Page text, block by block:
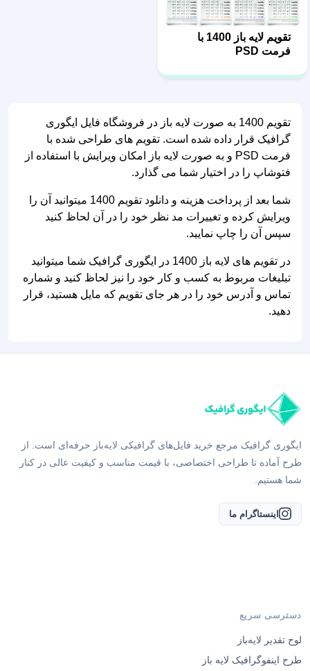
تقویم لایه باز 1400 با
فرمت PSD
تقویم 1400 به صورت لایه باز در فروشگاه فایل ایگوری
گرافیک قرار داده شده است. تقویم های طراحی شده با
فرمت PSD و به صورت لایه باز امکان ویرایش با استفاده از
فتوشاپ را در اختیار شما می گذارد.
شما بعد از پرداخت هزینه و دانلود تقویم 1400 میتوانید آن را
ویرایش کرده و تغییرات مد نظر خود را در آن لحاظ کنید
سپس آن را چاپ نمایید.
در تقویم های لایه باز 1400 در ایگوری گرافیک شما میتوانید
تبلیغات مربوط به کسب و کار خود را نیز لحاظ کنید و شماره
تماس و آدرس خود را در هر جای تقویم که مایل هستید، قرار
دهید.
ایگوری گرافیک مرجع خرید فایل‌های گرافیکی لایه‌باز حرفه‌ای است. از
طرح آماده تا طراحی اختصاصی، با قیمت مناسب و کیفیت عالی در کنار
شما هستیم.
اینستاگرام ما
دسترسی سریع
لوح تقدیر لایه‌باز
طرح اینفوگرافیک لایه باز